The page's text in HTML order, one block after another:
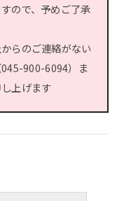
ので、予めご了承
らのご連絡がない
900-6094）ま
上げます